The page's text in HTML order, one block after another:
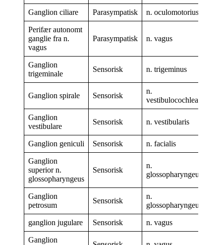
Ganglion ciliare Parasympatisk n. oculomotorius
Perifær autonomt
ganglie fra n.
vagus
Parasympatisk n. vagus
Ganglion
trigeminale
Sensorisk n. trigeminus
Ganglion spirale Sensorisk
n.
vestibulocochlearis
Ganglion
vestibulare
Sensorisk n. vestibularis
Ganglion geniculi Sensorisk n. facialis
Ganglion
superior n.
glossopharyngeus
Sensorisk
n.
glossopharyngeus
Ganglion
petrosum
Sensorisk
n.
glossopharyngeus
ganglion jugulare Sensorisk n. vagus
Ganglion